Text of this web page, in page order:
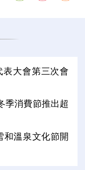
大會第三次會
季消費節推出超
和溫泉文化節開